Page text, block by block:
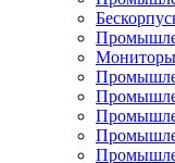
Мониторы